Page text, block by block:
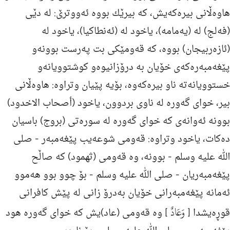
هاوه‌ڵانی بیره‌كه‌یش، كه‌ بیرێك بووه‌ ئه‌ووترێ: له‌ دێى
(فه‌لج) له‌ (یه‌مامه‌)، یاخود له‌ (ئه‌نطاكیا)، یاخود له‌
(ئازه‌ربیجان) بووه‌، كه‌ قه‌ومێكى بت په‌رست بوونه‌و
پێغه‌مبه‌ره‌كه‌ى خۆیان به‌ درۆزانیوه‌و كوشتوویانه‌و
خستوویانه‌ته‌ ناو بیره‌كه‌وه‌، بۆیه‌ پێیان وتراوه‌: هاوه‌ڵانی
بیر، خواى گه‌وره‌ له‌ ناوى بردوون، یاخود (أصحاب الاخدود)
بوونه‌ ئه‌وانه‌ى كه‌ خواى گه‌وره‌ له‌ سوره‌تى (بروج) باسیان
ده‌كات، یاخود وتراوه‌: قه‌ومی شوعه‌یب پێغه‌مبه‌ر - صلی
الله علیه وسلم - بوونه‌، وه‌ قه‌ومی (ثهمود) كه‌ صاڵح
پێغه‌مبه‌ریان - صلی الله علیه وسلم - بۆ چوو بوو هه‌موو
ئه‌مانه‌ پێغه‌مبه‌رانی خۆیان به‌درۆ زانی له‌ پێش كافرانی
قوڕه‌یشدا [ وَعَادٌ ] وه‌ قه‌ومی (عاد)یش كه‌ خوای گه‌وره‌ هود